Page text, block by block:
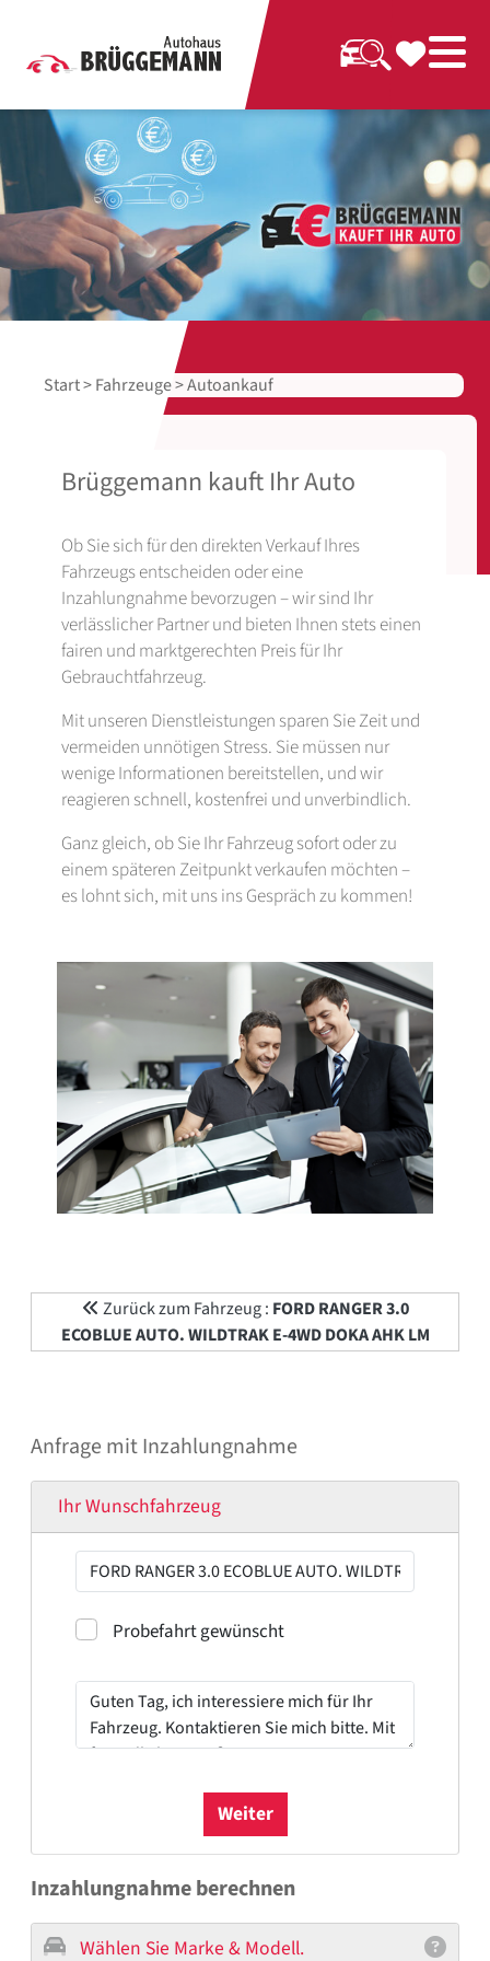
Start>Fahrzeuge> Autoankauf
Brüggemann kauft Ihr Auto
Ob Sie sich für den direkten Verkauf Ihres
Fahrzeugs entscheiden oder eine
Inzahlungnahme bevorzugen – wir sind Ihr
verlässlicher Partner und bieten Ihnen stets einen
fairen und marktgerechten Preis für Ihr
Gebrauchtfahrzeug.
Mit unseren Dienstleistungen sparen Sie Zeit und
vermeiden unnötigen Stress. Sie müssen nur
wenige Informationen bereitstellen, und wir
reagieren schnell, kostenfrei und unverbindlich.
Ganz gleich, ob Sie Ihr Fahrzeug sofort oder zu
einem späteren Zeitpunkt verkaufen möchten –
es lohnt sich, mit uns ins Gespräch zu kommen!
Zurück zum Fahrzeug : FORD RANGER 3.0
ECOBLUE AUTO. WILDTRAK E-4WD DOKA AHK LM
Anfrage mit Inzahlungnahme
Ihr Wunschfahrzeug
ProbefahrtProbefahrt gewünscht
Weiter
Inzahlungnahme berechnen
Wählen Sie Marke & Modell.